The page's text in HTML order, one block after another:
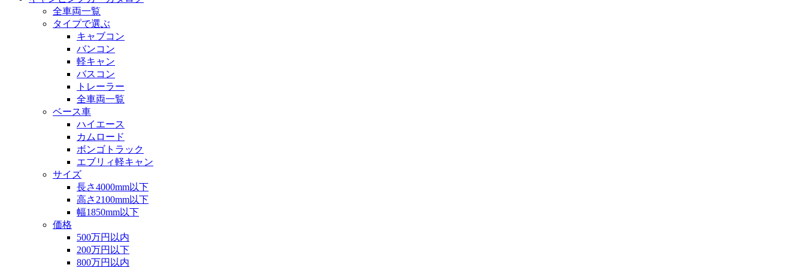
全車両一覧
タイプで選ぶ
キャブコン
バンコン
軽キャン
バスコン
トレーラー
全車両一覧
ベース車
ハイエース
カムロード
ボンゴトラック
エブリィ軽キャン
サイズ
長さ4000mm以下
高さ2100mm以下
幅1850mm以下
価格
500万円以内
200万円以下
800万円以内